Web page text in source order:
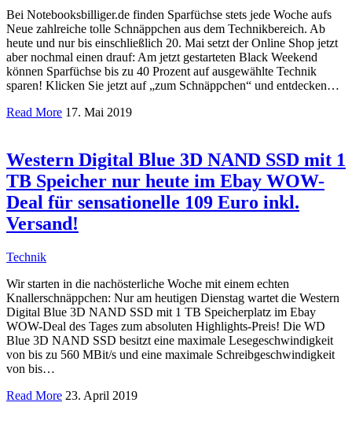
Bei Notebooksbilliger.de finden Sparfüchse stets jede Woche aufs
Neue zahlreiche tolle Schnäppchen aus dem Technikbereich. Ab
heute und nur bis einschließlich 20. Mai setzt der Online Shop jetzt
aber nochmal einen drauf: Am jetzt gestarteten Black Weekend
können Sparfüchse bis zu 40 Prozent auf ausgewählte Technik
sparen! Klicken Sie jetzt auf „zum Schnäppchen“ und entdecken…
Read More 17. Mai 2019
Western Digital Blue 3D NAND SSD mit 1
TB Speicher nur heute im Ebay WOW-
Deal für sensationelle 109 Euro inkl.
Versand!
Technik
Wir starten in die nachösterliche Woche mit einem echten
Knallerschnäppchen: Nur am heutigen Dienstag wartet die Western
Digital Blue 3D NAND SSD mit 1 TB Speicherplatz im Ebay
WOW-Deal des Tages zum absoluten Highlights-Preis! Die WD
Blue 3D NAND SSD besitzt eine maximale Lesegeschwindigkeit
von bis zu 560 MBit/s und eine maximale Schreibgeschwindigkeit
von bis…
Read More 23. April 2019